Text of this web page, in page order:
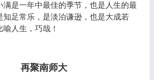
满是一年中最佳的季节，也是人生的最
知足常乐，是淡泊谦逊，也是大成若
人生，巧哉！
再聚南师大